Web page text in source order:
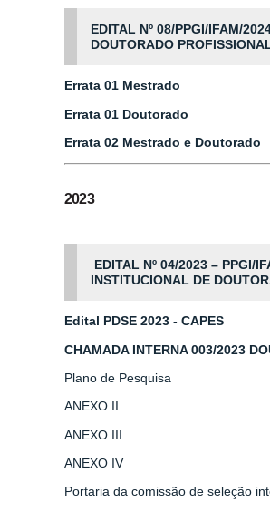
EDITAL Nº 08/PPGI/IFAM/
DOUTORADO
Errata 01 Mestrado
Errata 01 Doutorado
Errata 02 Mestrado e Doutorado
2023
EDITAL Nº 04/2023 – PPGI/
INSTITUCIONAL DE
Edital PDSE 2023 - CAPES
CHAMADA INTERNA 003/2023
Plano de Pesquisa
ANEXO II
ANEXO III
ANEXO IV
Portaria da comissão de seleção